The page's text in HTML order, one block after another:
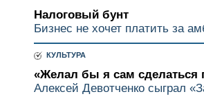
Налоговый бунт
Бизнес не хочет платить за
КУЛЬТУРА
«Желал бы я сам сделаться
Алексей Девотченко сыграл